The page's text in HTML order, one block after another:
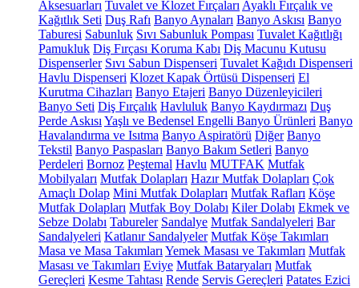
Aksesuarları Tuvalet ve Klozet Fırçaları Ayaklı Fırçalık ve
Kağıtlık Seti Duş Rafı Banyo Aynaları Banyo Askısı Banyo
Taburesi Sabunluk Sıvı Sabunluk Pompası Tuvalet Kağıtlığı
Pamukluk Diş Fırçası Koruma Kabı Diş Macunu Kutusu
Dispenserler Sıvı Sabun Dispenseri Tuvalet Kağıdı Dispenseri
Havlu Dispenseri Klozet Kapak Örtüsü Dispenseri El
Kurutma Cihazları Banyo Etajeri Banyo Düzenleyicileri
Banyo Seti Diş Fırçalık Havluluk Banyo Kaydırmazı Duş
Perde Askısı Yaşlı ve Bedensel Engelli Banyo Ürünleri Banyo
Havalandırma ve Isıtma Banyo Aspiratörü Diğer Banyo
Tekstil Banyo Paspasları Banyo Bakım Setleri Banyo
Perdeleri Bornoz Peştemal Havlu MUTFAK Mutfak
Mobilyaları Mutfak Dolapları Hazır Mutfak Dolapları Çok
Amaçlı Dolap Mini Mutfak Dolapları Mutfak Rafları Köşe
Mutfak Dolapları Mutfak Boy Dolabı Kiler Dolabı Ekmek ve
Sebze Dolabı Tabureler Sandalye Mutfak Sandalyeleri Bar
Sandalyeleri Katlanır Sandalyeler Mutfak Köşe Takımları
Masa ve Masa Takımları Yemek Masası ve Takımları Mutfak
Masası ve Takımları Eviye Mutfak Bataryaları Mutfak
Gereçleri Kesme Tahtası Rende Servis Gereçleri Patates Ezici